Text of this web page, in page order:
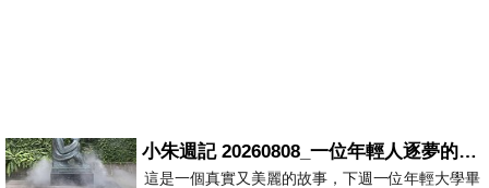
小朱週記 20260808_一位年輕人逐夢的真實故事
這是一個真實又美麗的故事，下週一位年輕大學畢